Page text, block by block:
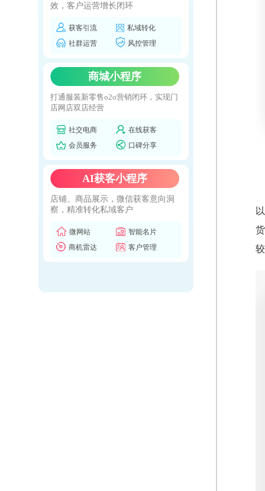
效，客户运营增长闭环
获客引流
私域转化
社群运营
风控管理
商城小程序
打通服装新零售o2o营销闭环，实现门
店网店双店经营
社交电商
在线获客
会员服务
口碑分享
AI获客小程序
店铺、商品展示，微信获客意向洞
察，精准转化私域客户
微网站
智能名片
商机雷达
客户管理